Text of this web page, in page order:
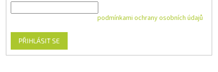
podmínkami ochrany osobních údajů
PŘIHLÁSIT SE